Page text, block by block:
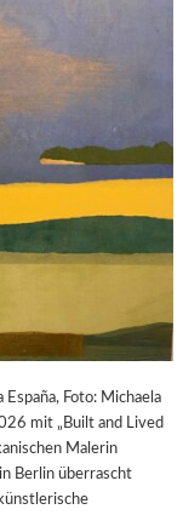
España, Foto: Michaela
mit „Built and Lived
Malerin
Berlin überrascht